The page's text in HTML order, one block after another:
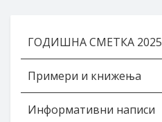
ГОДИШНА СМЕТКА 2025
Примери и книжења
Информативни написи